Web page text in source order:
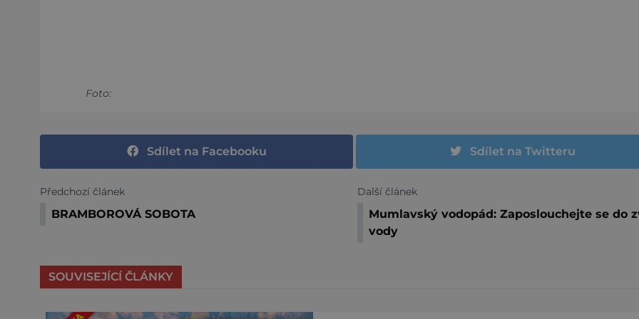
Foto:
Sdílet na Facebooku Sdílet na Twitteru
Předchozí článek
BRAMBOROVÁ SOBOTA
Další článek
Mumlavský vodopád: Zaposlouchejte se do
vody
SOUVISEJÍCÍ ČLÁNKY